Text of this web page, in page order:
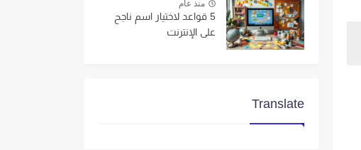
منذ عام
5 قواعد لاختيار اسم ناجح
على الإنترنت
Translate